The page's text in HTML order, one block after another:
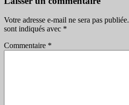
Votre adresse e-mail ne sera pas publiée.
sont indiqués avec *
Commentaire *